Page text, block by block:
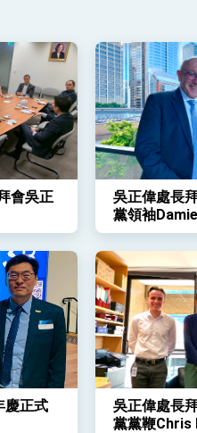
會吳正
吳正偉處長
黨領袖
慶正式
吳正偉處長
黨黨鞭Chris